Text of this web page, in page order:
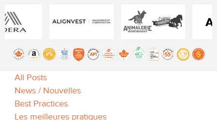
All Posts
News / Nouvelles
Best Practices
Les meilleures pratiques